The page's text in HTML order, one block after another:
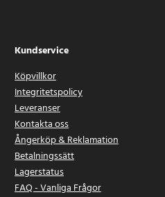
Kundservice
Köpvillkor
Integritetspolicy
Leveranser
Kontakta oss
Ångerköp & Reklamation
Betalningssätt
Lagerstatus
FAQ - Vanliga Frågor